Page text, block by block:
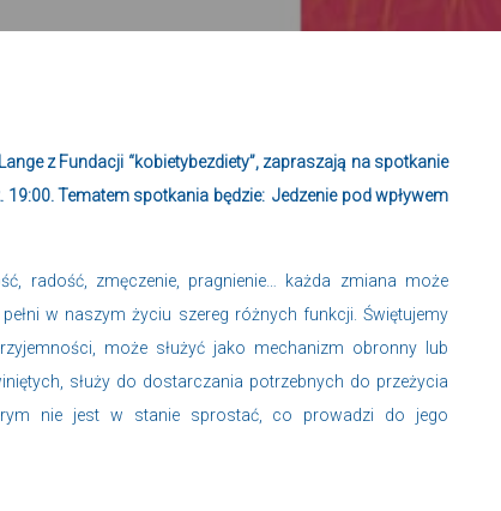
z Fundacji “kobietybezdiety”, zapraszają na spotkanie
Tematem spotkania będzie: Jedzenie pod wpływem
radość, zmęczenie, pragnienie… każda zmiana może
w naszym życiu szereg różnych funkcji. Świętujemy
może służyć jako mechanizm obronny lub
służy do dostarczania potrzebnych do przeżycia
nie jest w stanie sprostać, co prowadzi do jego